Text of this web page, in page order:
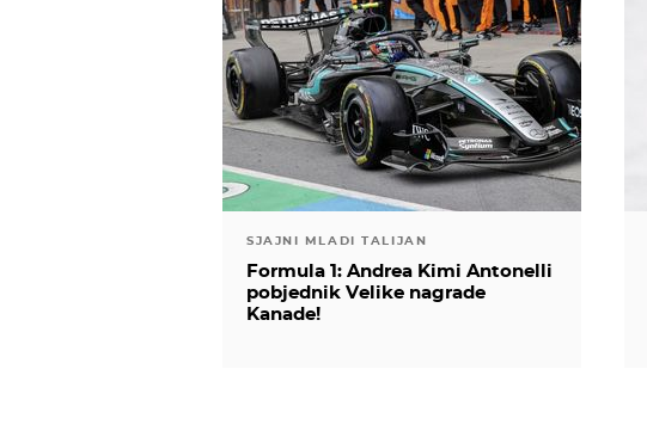
SJAJNI MLADI TALIJAN
Formula 1: Andrea Kimi Antonelli
pobjednik Velike nagrade
Kanade!